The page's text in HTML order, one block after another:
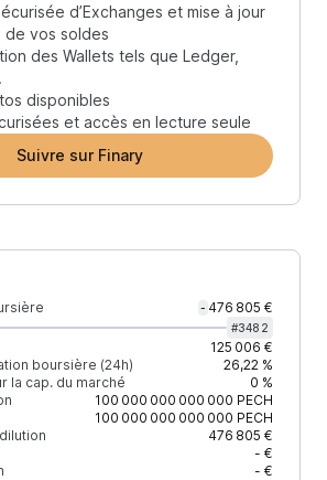
d’Exchanges et mise à jour
de vos soldes
des Wallets tels que Ledger,
disponibles
et accès en lecture seule
Suivre sur Finary
- 476 805 €
#3482
125 006 €
boursière (24h)
26,22 %
la cap. du marché
0 %
100 000 000 000 000 PECH
100 000 000 000 000 PECH
476 805 €
- €
- €